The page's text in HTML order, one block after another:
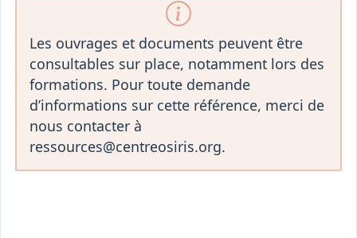
Les ouvrages et documents peuvent être
consultables sur place, notamment lors des
formations. Pour toute demande
d’informations sur cette référence, merci de
nous contacter à
ressources@centreosiris.org.